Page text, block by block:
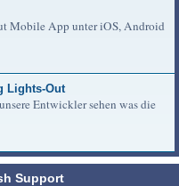
Mobile App unter iOS, Android
Lights-Out
Entwickler sehen was die
Support